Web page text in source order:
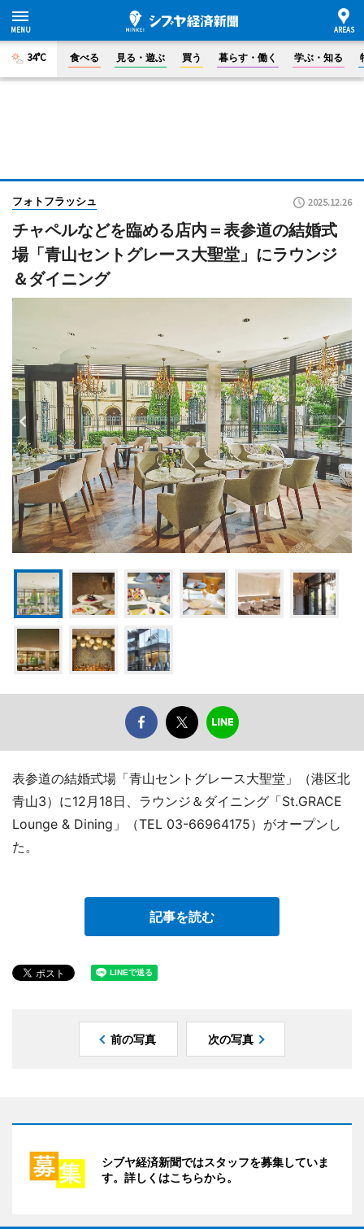
34°C 食べる 見る・遊ぶ 買う 暮らす・働く 学ぶ・知る
フォトフラッシュ 2025.12.26
チャペルなどを臨める店内＝表参道の結婚式
場「青山セントグレース大聖堂」にラウンジ
＆ダイニング
表参道の結婚式場「青山セントグレース大聖堂」（港区北
青山3）に12月18日、ラウンジ＆ダイニング「St.GRACE
Lounge & Dining」（TEL 03-66964175）がオープンし
た。
記事を読む
前の写真 次の写真
シブヤ経済新聞ではスタッフを募集していま
す。詳しくはこちらから。